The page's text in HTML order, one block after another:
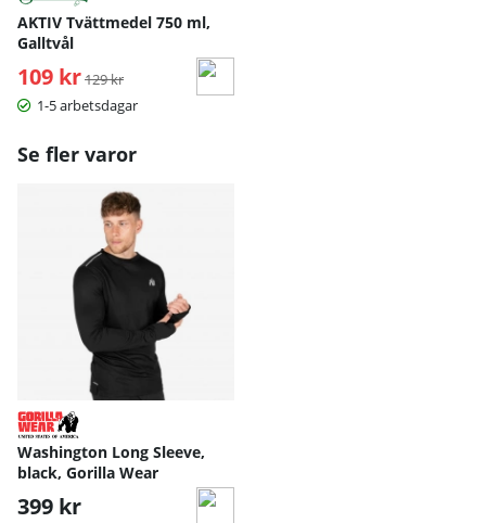
AKTIV Tvättmedel 750 ml,
Galltvål
109 kr Ordinarie pris:
129 kr
1-5 arbetsdagar
Se fler varor
Washington Long Sleeve,
black, Gorilla Wear
399 kr